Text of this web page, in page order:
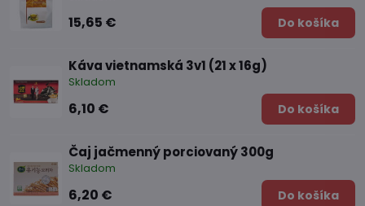
15,65 € Do košíka
Káva vietnamská 3v1 (21 x 16g)
Skladom
6,10 € Do košíka
Čaj jačmenný porciovaný 300g
Skladom
6,20 € Do košíka